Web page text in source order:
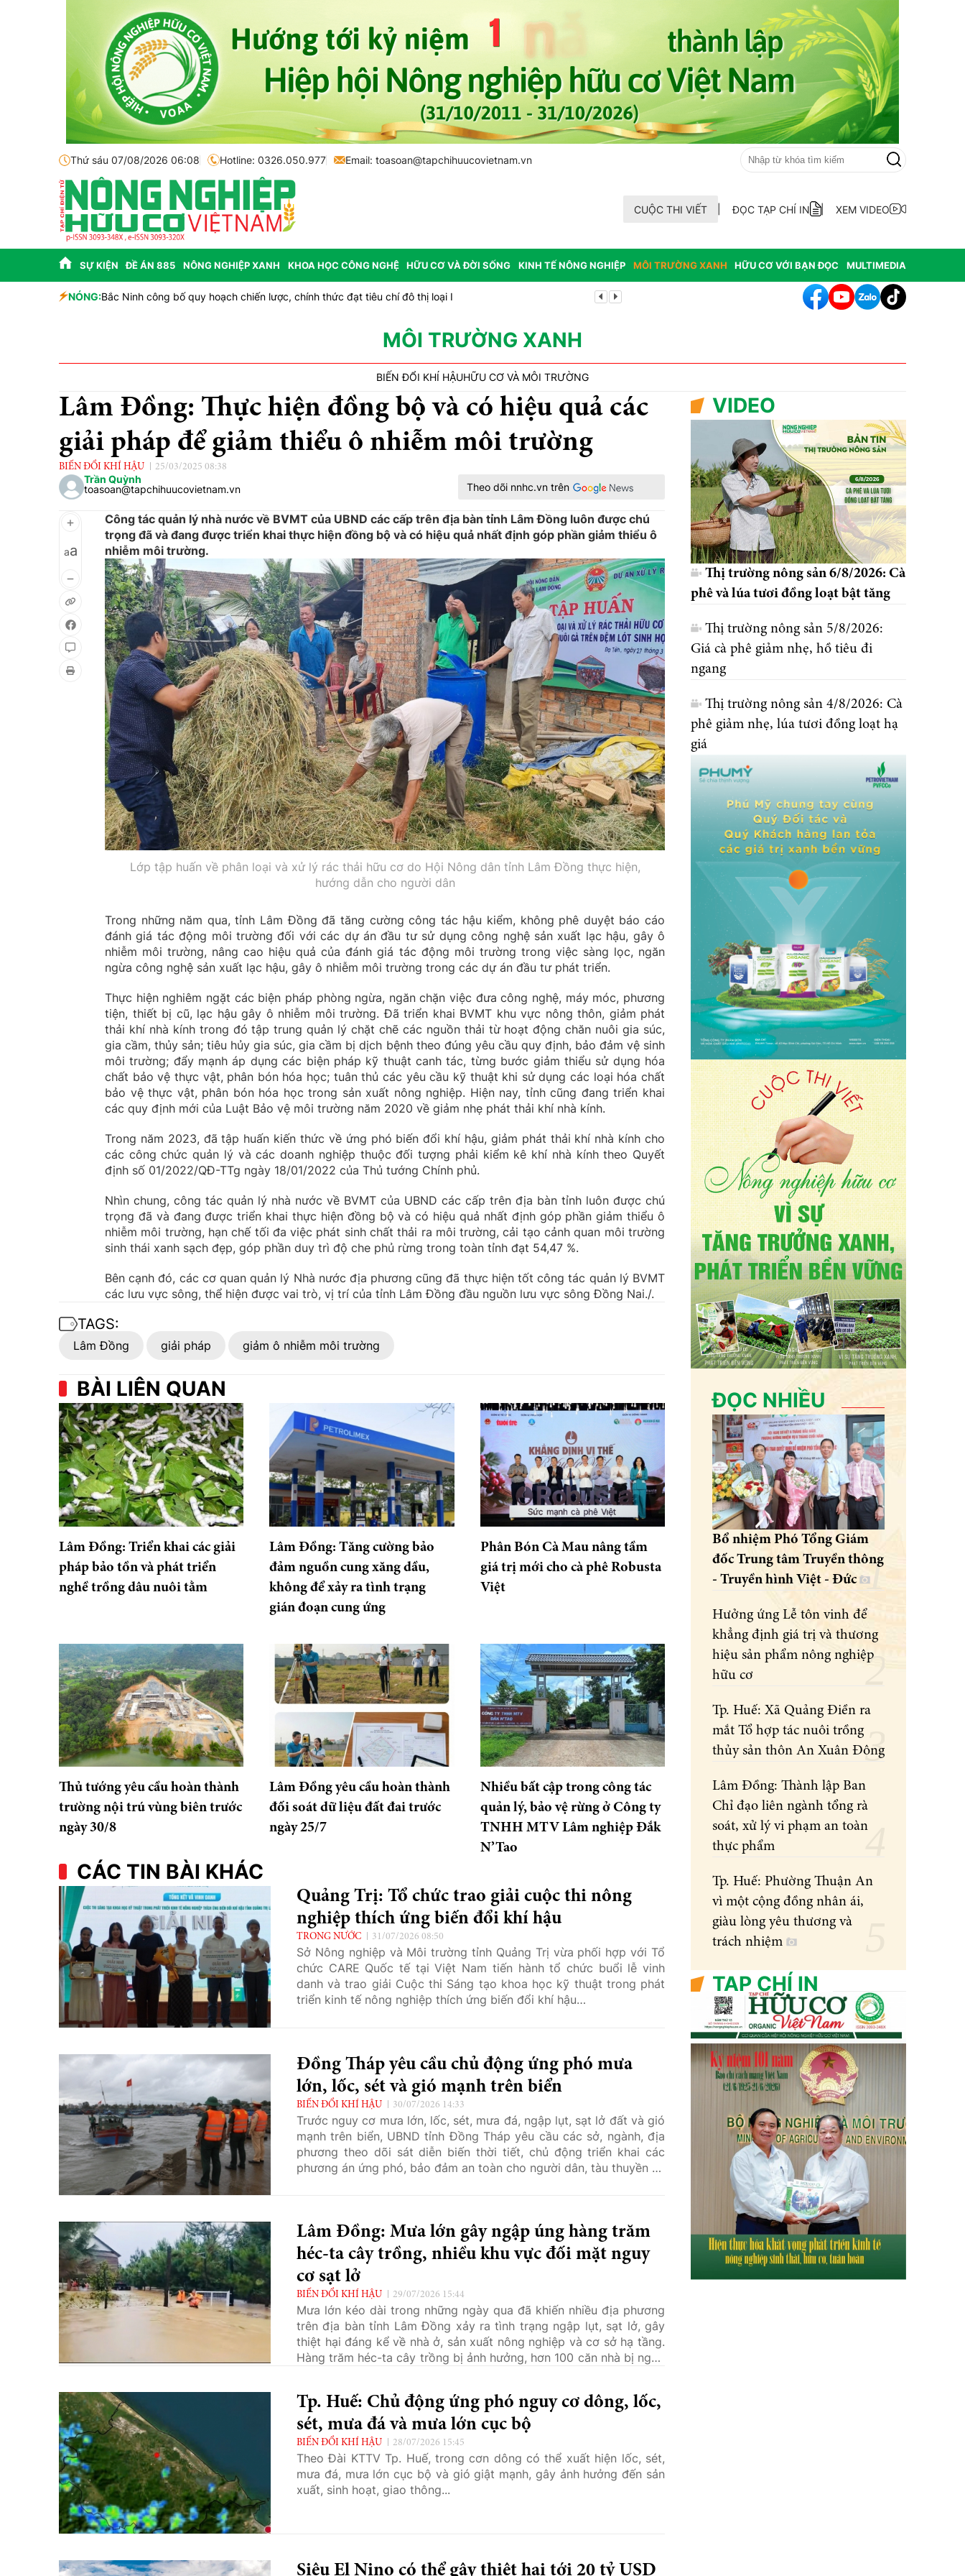
Thứ sáu 07/08/2026 06:08 Hotline: 0326.050.977 Email: toasoan@tapchihuucovietnam.vn
CUỘC THI VIẾT ĐỌC TẠP CHÍ IN XEM VIDEO
SỰ KIỆN ĐỀ ÁN 885 NÔNG NGHIỆP XANH KHOA HỌC CÔNG NGHỆ HỮU CƠ VÀ ĐỜI SỐNG KINH TẾ NÔNG NGHIỆP MÔI TRƯỜNG XANH HỮU CƠ VỚI BẠN ĐỌC MULTIMEDIA
NÓNG:Bắc Ninh công bố quy hoạch chiến lược, chính thức đạt tiêu chí đô thị loại I Bổ nhiệm Phó Tổng Giám đốc Trung tâm Truyền thông - Truyền hình Việt - Đức
MÔI TRƯỜNG XANH
BIẾN ĐỔI KHÍ HẬUHỮU CƠ VÀ MÔI TRƯỜNG
Lâm Đồng: Thực hiện đồng bộ và có hiệu quả các
giải pháp để giảm thiểu ô nhiễm môi trường
BIẾN ĐỔI KHÍ HẬU 25/03/2025 08:38
Trần Quỳnh
toasoan@tapchihuucovietnam.vn
Theo dõi nnhc.vn trên
aa
Công tác quản lý nhà nước về BVMT của UBND các cấp trên địa bàn tỉnh Lâm Đồng luôn được chú
trọng đã và đang được triển khai thực hiện đồng bộ và có hiệu quả nhất định góp phần giảm thiểu ô
nhiễm môi trường.
Lớp tập huấn về phân loại và xử lý rác thải hữu cơ do Hội Nông dân tỉnh Lâm Đồng thực hiện,
hướng dẫn cho người dân
Trong những năm qua, tỉnh Lâm Đồng đã tăng cường công tác hậu kiểm, không phê duyệt báo cáo
đánh giá tác động môi trường đối với các dự án đầu tư sử dụng công nghệ sản xuất lạc hậu, gây ô
nhiễm môi trường, nâng cao hiệu quả của đánh giá tác động môi trường trong việc sàng lọc, ngăn
ngừa công nghệ sản xuất lạc hậu, gây ô nhiễm môi trường trong các dự án đầu tư phát triển.
Thực hiện nghiêm ngặt các biện pháp phòng ngừa, ngăn chặn việc đưa công nghệ, máy móc, phương
tiện, thiết bị cũ, lạc hậu gây ô nhiễm môi trường. Đã triển khai BVMT khu vực nông thôn, giảm phát
thải khí nhà kính trong đó tập trung quản lý chặt chẽ các nguồn thải từ hoạt động chăn nuôi gia súc,
gia cầm, thủy sản; tiêu hủy gia súc, gia cầm bị dịch bệnh theo đúng yêu cầu quy định, bảo đảm vệ sinh
môi trường; đẩy mạnh áp dụng các biện pháp kỹ thuật canh tác, từng bước giảm thiểu sử dụng hóa
chất bảo vệ thực vật, phân bón hóa học; tuân thủ các yêu cầu kỹ thuật khi sử dụng các loại hóa chất
bảo vệ thực vật, phân bón hóa học trong sản xuất nông nghiệp. Hiện nay, tỉnh cũng đang triển khai
các quy định mới của Luật Bảo vệ môi trường năm 2020 về giảm nhẹ phát thải khí nhà kính.
Trong năm 2023, đã tập huấn kiến thức về ứng phó biến đổi khí hậu, giảm phát thải khí nhà kính cho
các công chức quản lý và các doanh nghiệp thuộc đối tượng phải kiểm kê khí nhà kính theo Quyết
định số 01/2022/QĐ-TTg ngày 18/01/2022 của Thủ tướng Chính phủ.
Nhìn chung, công tác quản lý nhà nước về BVMT của UBND các cấp trên địa bàn tỉnh luôn được chú
trọng đã và đang được triển khai thực hiện đồng bộ và có hiệu quả nhất định góp phần giảm thiểu ô
nhiễm môi trường, hạn chế tối đa việc phát sinh chất thải ra môi trường, cải tạo cảnh quan môi trường
sinh thái xanh sạch đẹp, góp phần duy trì độ che phủ rừng trong toàn tỉnh đạt 54,47 %.
Bên cạnh đó, các cơ quan quản lý Nhà nước địa phương cũng đã thực hiện tốt công tác quản lý BVMT
các lưu vực sông, thể hiện được vai trò, vị trí của tỉnh Lâm Đồng đầu nguồn lưu vực sông Đồng Nai./.
TAGS:
Lâm Đồng giải pháp giảm ô nhiễm môi trường
BÀI LIÊN QUAN
Lâm Đồng: Triển khai các giải
pháp bảo tồn và phát triển
nghề trồng dâu nuôi tằm
Lâm Đồng: Tăng cường bảo
đảm nguồn cung xăng dầu,
không để xảy ra tình trạng
gián đoạn cung ứng
Phân Bón Cà Mau nâng tầm
giá trị mới cho cà phê Robusta
Việt
Thủ tướng yêu cầu hoàn thành
trường nội trú vùng biên trước
ngày 30/8
Lâm Đồng yêu cầu hoàn thành
đối soát dữ liệu đất đai trước
ngày 25/7
Nhiều bất cập trong công tác
quản lý, bảo vệ rừng ở Công ty
TNHH MTV Lâm nghiệp Đắk
N’Tao
CÁC TIN BÀI KHÁC
Quảng Trị: Tổ chức trao giải cuộc thi nông
nghiệp thích ứng biến đổi khí hậu
TRONG NƯỚC 31/07/2026 08:50
Sở Nông nghiệp và Môi trường tỉnh Quảng Trị vừa phối hợp với Tổ
chức CARE Quốc tế tại Việt Nam tiến hành tổ chức buổi lễ vinh
danh và trao giải Cuộc thi Sáng tạo khoa học kỹ thuật trong phát
triển kinh tế nông nghiệp thích ứng biến đổi khí hậu…
Đồng Tháp yêu cầu chủ động ứng phó mưa
lớn, lốc, sét và gió mạnh trên biển
BIẾN ĐỔI KHÍ HẬU 30/07/2026 14:33
Trước nguy cơ mưa lớn, lốc, sét, mưa đá, ngập lụt, sạt lở đất và gió
mạnh trên biển, UBND tỉnh Đồng Tháp yêu cầu các sở, ngành, địa
phương theo dõi sát diễn biến thời tiết, chủ động triển khai các
phương án ứng phó, bảo đảm an toàn cho người dân, tàu thuyền và
Lâm Đồng: Mưa lớn gây ngập úng hàng trăm
héc-ta cây trồng, nhiều khu vực đối mặt nguy
cơ sạt lở
BIẾN ĐỔI KHÍ HẬU 29/07/2026 15:44
Mưa lớn kéo dài trong những ngày qua đã khiến nhiều địa phương
trên địa bàn tỉnh Lâm Đồng xảy ra tình trạng ngập lụt, sạt lở, gây
thiệt hại đáng kể về nhà ở, sản xuất nông nghiệp và cơ sở hạ tầng.
Hàng trăm héc-ta cây trồng bị ảnh hưởng, hơn 100 căn nhà bị ngập
Tp. Huế: Chủ động ứng phó nguy cơ dông, lốc,
sét, mưa đá và mưa lớn cục bộ
BIẾN ĐỔI KHÍ HẬU 28/07/2026 15:45
Theo Đài KTTV Tp. Huế, trong cơn dông có thể xuất hiện lốc, sét,
mưa đá, mưa lớn cục bộ và gió giật mạnh, gây ảnh hưởng đến sản
xuất, sinh hoạt, giao thông...
Siêu El Nino có thể gây thiệt hại tới 20 tỷ USD
VIDEO
Thị trường nông sản 6/8/2026: Cà
phê và lúa tươi đồng loạt bật tăng
Thị trường nông sản 5/8/2026:
Giá cà phê giảm nhẹ, hồ tiêu đi
ngang
Thị trường nông sản 4/8/2026: Cà
phê giảm nhẹ, lúa tươi đồng loạt hạ
giá
ĐỌC NHIỀU
Bổ nhiệm Phó Tổng Giám
đốc Trung tâm Truyền thông
- Truyền hình Việt - Đức
Hưởng ứng Lễ tôn vinh để
khẳng định giá trị và thương
hiệu sản phẩm nông nghiệp
hữu cơ
Tp. Huế: Xã Quảng Điền ra
mắt Tổ hợp tác nuôi trồng
thủy sản thôn An Xuân Đông
Lâm Đồng: Thành lập Ban
Chỉ đạo liên ngành tổng rà
soát, xử lý vi phạm an toàn
thực phẩm
Tp. Huế: Phường Thuận An
vì một cộng đồng nhân ái,
giàu lòng yêu thương và
trách nhiệm
TẠP CHÍ IN